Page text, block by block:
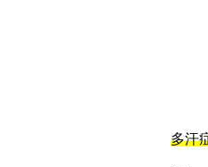
多汗